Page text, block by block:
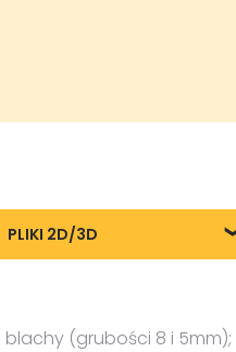
PLIKI 2D/3D
Pliki OBJ
blachy (grubości 8 i 5mm);